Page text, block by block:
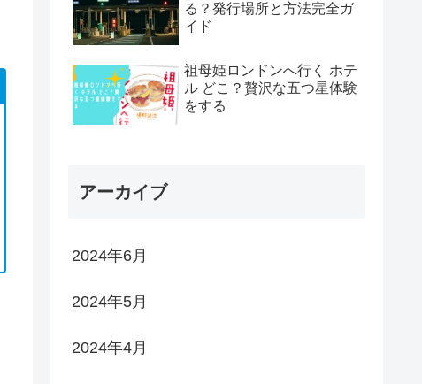
る？発行場所と方法完全ガ
イド
祖母姫ロンドンへ行く ホテ
ル どこ？贅沢な五つ星体験
をする
アーカイブ
2024年6月
2024年5月
2024年4月